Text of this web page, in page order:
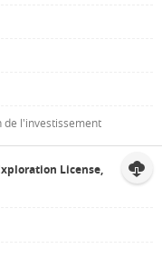
de l'investissement
License,